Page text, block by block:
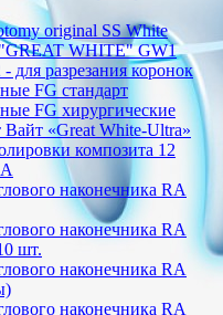
original SS White
WHITE" GW1
для разрезания коронок
FG стандарт
FG хирургические
«Great White-Ultra»
композита 12
наконечника RA
наконечника RA
шт.
наконечника RA
наконечника RA